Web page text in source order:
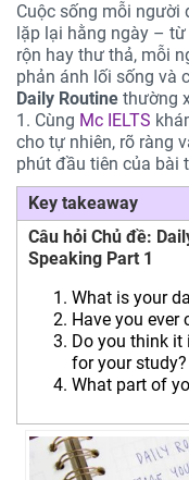
Cuộc sống mỗi
lặp lại hằng ngày –
rộn hay thư thả, mỗi
phản ánh lối sống và
Daily Routine thường
1. Cùng Mc IELTS
cho tự nhiên, rõ ràng
phút đầu tiên của bài
Key takeaway
Câu hỏi Chủ đề:
Speaking Part 1
What is your
Have you ever
Do you think it
for your study?
What part of